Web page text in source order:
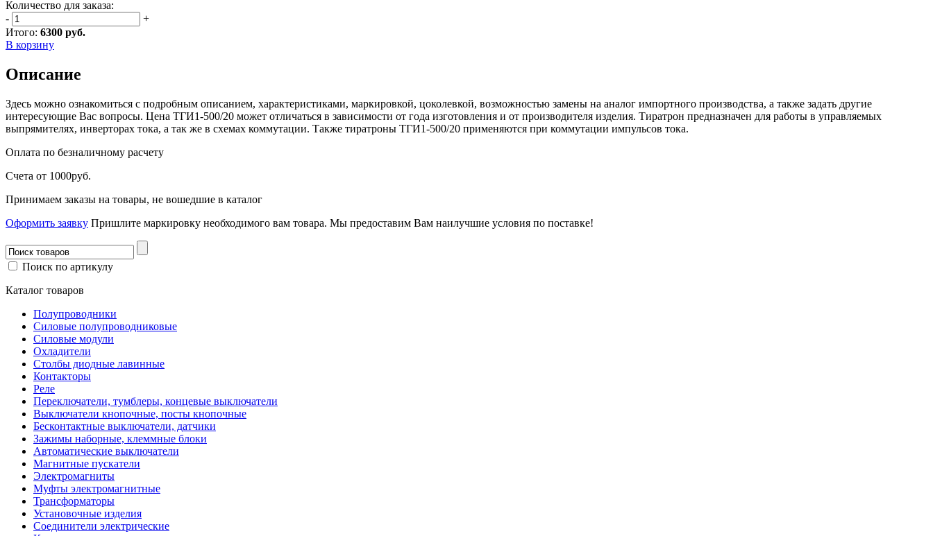
Количество для заказа:
-
+
Итого: 6300 руб.
В корзину
Описание
Здесь можно ознакомиться с подробным описанием, характеристиками, маркировкой, цоколевкой, возможностью замены на аналог импортного производства, а также задать другие
интересующие Вас вопросы. Цена ТГИ1-500/20 может отличаться в зависимости от года изготовления и от производителя изделия. Тиратрон предназначен для работы в управляемых
выпрямителях, инверторах тока, а так же в схемах коммутации. Также тиратроны ТГИ1-500/20 применяются при коммутации импульсов тока.
Оплата по безналичному расчету
Счета от 1000руб.
Принимаем заказы на товары, не вошедшие в каталог
Оформить заявку Пришлите маркировку необходимого вам товара. Мы предоставим Вам наилучшие условия по поставке!
Поиск по артикулу
Каталог товаров
Полупроводники
Силовые полупроводниковые
Силовые модули
Охладители
Столбы диодные лавинные
Контакторы
Реле
Переключатели, тумблеры, концевые выключатели
Выключатели кнопочные, посты кнопочные
Бесконтактные выключатели, датчики
Зажимы наборные, клеммные блоки
Автоматические выключатели
Магнитные пускатели
Электромагниты
Муфты электромагнитные
Трансформаторы
Установочные изделия
Соединители электрические